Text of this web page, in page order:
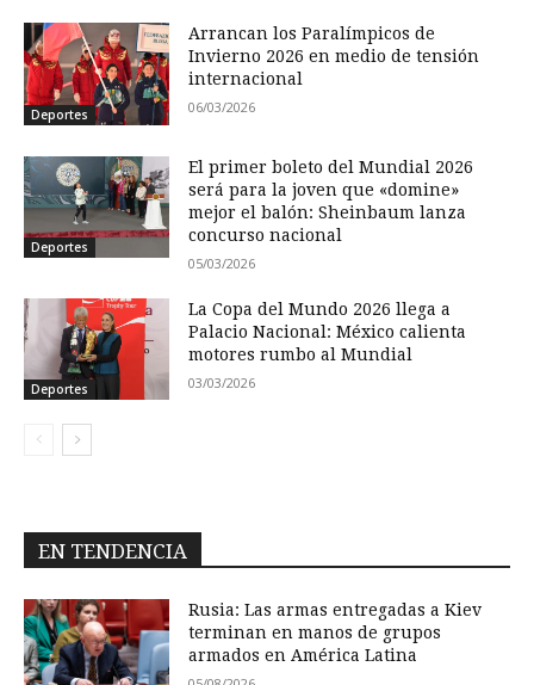
Deportes
Arrancan los Paralímpicos de
Invierno 2026 en medio de tensión
internacional
06/03/2026
Deportes
El primer boleto del Mundial 2026
será para la joven que «domine»
mejor el balón: Sheinbaum lanza
concurso nacional
05/03/2026
Deportes
La Copa del Mundo 2026 llega a
Palacio Nacional: México calienta
motores rumbo al Mundial
03/03/2026
EN TENDENCIA
Rusia: Las armas entregadas a Kiev
terminan en manos de grupos
armados en América Latina